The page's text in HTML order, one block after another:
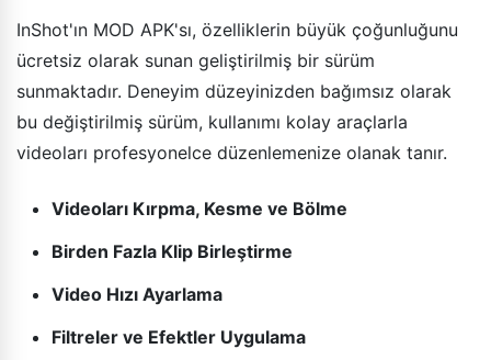
InShot'ın MOD APK'sı, özelliklerin büyük çoğunluğunu
ücretsiz olarak sunan geliştirilmiş bir sürüm
sunmaktadır. Deneyim düzeyinizden bağımsız olarak
bu değiştirilmiş sürüm, kullanımı kolay araçlarla
videoları profesyonelce düzenlemenize olanak tanır.
Videoları Kırpma, Kesme ve Bölme
Birden Fazla Klip Birleştirme
Video Hızı Ayarlama
Filtreler ve Efektler Uygulama